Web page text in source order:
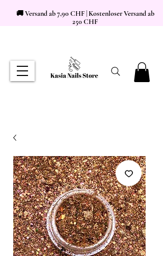
🚚 Versand ab 7,90 CHF | Kostenloser Versand ab
250 CHF